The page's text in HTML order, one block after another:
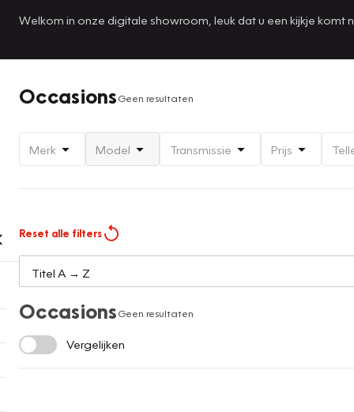
Welkom in onze digitale showroom, leuk dat u een kijkje komt
OccasionsGeen resultaten
Merk Model Transmissie Prijs
Reset alle filters
OccasionsGeen resultaten
Vergelijken